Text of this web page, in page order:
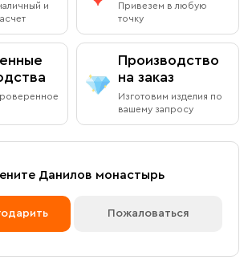
и
Привезем в любую
точку
Производство
на заказ
Изготовим изделия по
вашему запросу
Данилов монастырь
Пожаловаться